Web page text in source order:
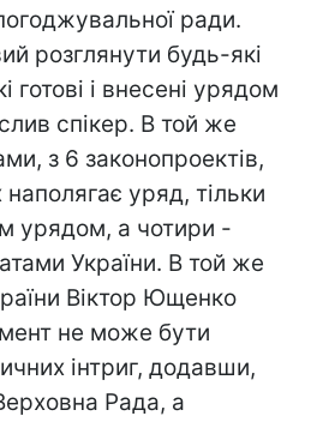
ради.
розглянути будь-які
готові і внесені урядом
спікер. В той же
з 6 законопроектів,
уряд, тільки
урядом, а чотири -
України. В той же
Віктор Ющенко
не може бути
інтриг, додавши,
Рада, а